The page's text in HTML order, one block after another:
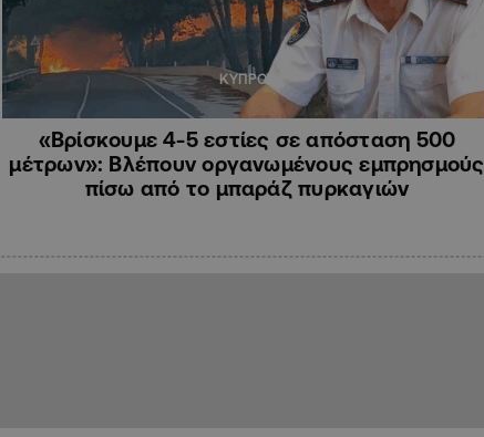
ΚΥΠΡΟΣ
«Βρίσκουμε 4-5 εστίες σε απόσταση 500
μέτρων»: Βλέπουν οργανωμένους εμπρησμούς
πίσω από το μπαράζ πυρκαγιών